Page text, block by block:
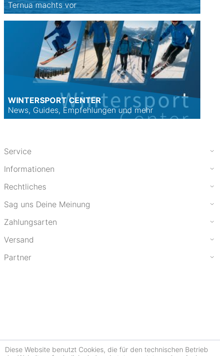
Ternua machts vor
WINTERSPORT CENTER
News, Guides, Empfehlungen und mehr
Service
Informationen
Rechtliches
Sag uns Deine Meinung
Zahlungsarten
Versand
Partner
Diese Website benutzt Cookies, die für den technischen Betrieb